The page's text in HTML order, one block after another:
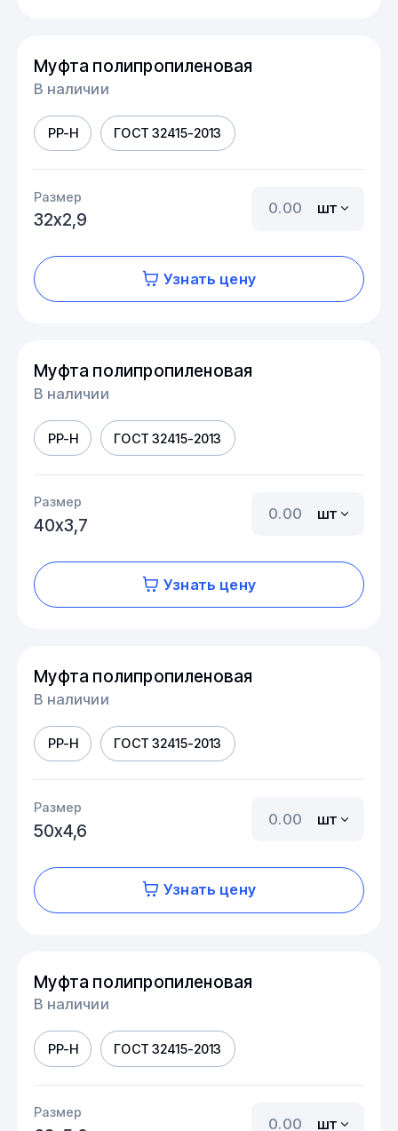
Муфта полипропиленовая
В наличии
PP-H ГОСТ 32415-2013
Размер
32х2,9
шт
Узнать цену
Муфта полипропиленовая
В наличии
PP-H ГОСТ 32415-2013
Размер
40х3,7
шт
Узнать цену
Муфта полипропиленовая
В наличии
PP-H ГОСТ 32415-2013
Размер
50х4,6
шт
Узнать цену
Муфта полипропиленовая
В наличии
PP-H ГОСТ 32415-2013
Размер
шт